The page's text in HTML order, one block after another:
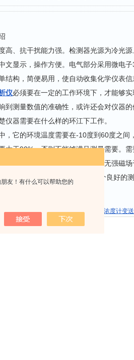
友！有什么可以帮助您的
高、抗干扰能力强。检测器光源为冷光源
文显示，操作方便。电气部分采用微电
结构，简便易用，使自动收集化学仪表信
仪必须要在一定的工作环境下，才能够
到测量数值的准确性，或许还会对仪器
仪器需要在什么样的环江下工作。
，它的环境温度需要在-10度到60度之间
大于90%，否则不能够满足测量需要。
求在测量时除地球磁场外，周围无强磁场
值发挥出来，就需要给仪器一个良好的
，还会耽误测量的进程。
的7大特点 下一篇总结污泥浓度计变